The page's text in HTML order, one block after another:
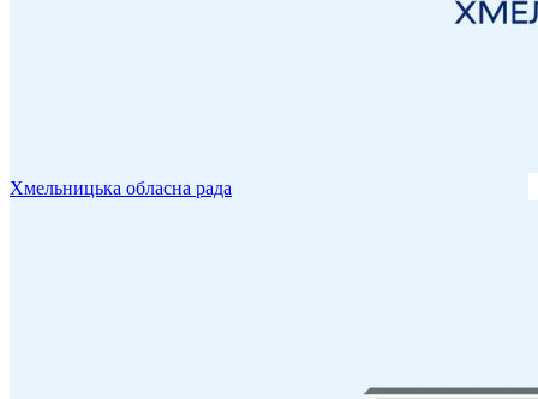
Хмельницька обласна рада